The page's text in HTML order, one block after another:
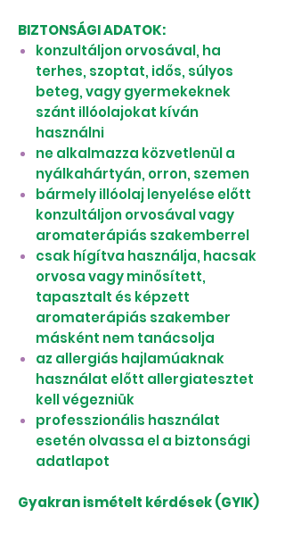
BIZTONSÁGI ADATOK:
konzultáljon orvosával, ha
terhes, szoptat, idős, súlyos
beteg, vagy gyermekeknek
szánt illóolajokat kíván
használni
ne alkalmazza közvetlenül a
nyálkahártyán, orron, szemen
bármely illóolaj lenyelése előtt
konzultáljon orvosával vagy
aromaterápiás szakemberrel
csak hígítva használja, hacsak
orvosa vagy minősített,
tapasztalt és képzett
aromaterápiás szakember
másként nem tanácsolja
az allergiás hajlamúaknak
használat előtt allergiatesztet
kell végezniük
professzionális használat
esetén olvassa el a biztonsági
adatlapot
Gyakran ismételt kérdések (GYIK)